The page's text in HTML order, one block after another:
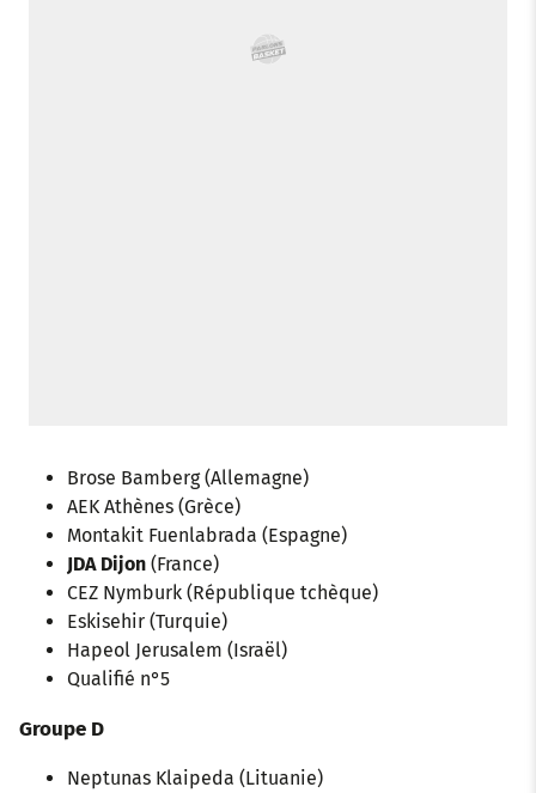
Brose Bamberg (Allemagne)
AEK Athènes (Grèce)
Montakit Fuenlabrada (Espagne)
JDA Dijon (France)
CEZ Nymburk (République tchèque)
Eskisehir (Turquie)
Hapeol Jerusalem (Israël)
Qualifié n°5
Groupe D
Neptunas Klaipeda (Lituanie)